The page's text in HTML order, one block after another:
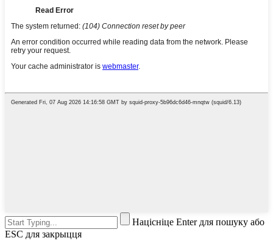
Націсніце Enter для пошуку або
ESC для закрыцця